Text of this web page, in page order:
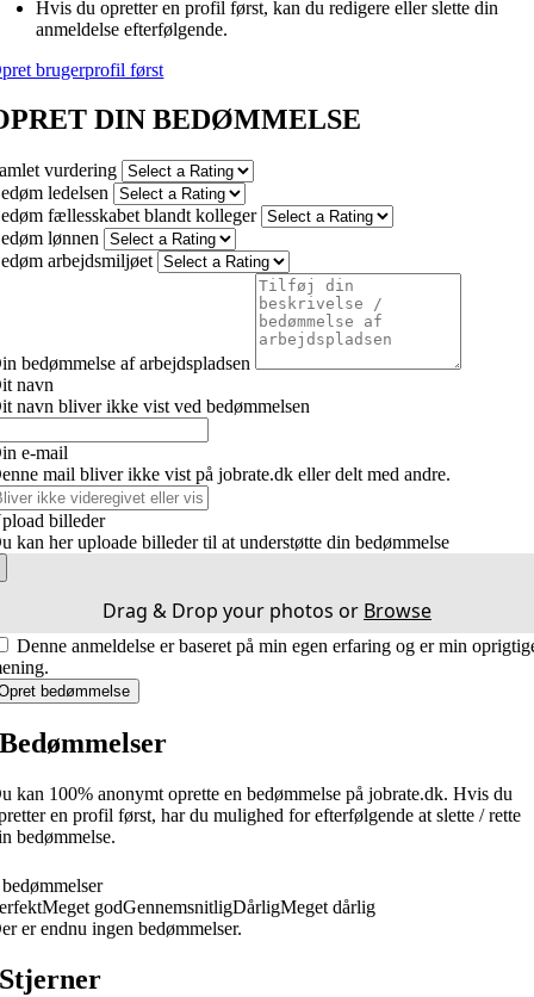
Hvis du opretter en profil først, kan du redigere eller slette din
anmeldelse efterfølgende.
brugerprofil først
DIN BEDØMMELSE
vurdering
ledelsen
fællesskabet blandt kolleger
lønnen
arbejdsmiljøet
bedømmelse af arbejdspladsen
navn
navn bliver ikke vist ved bedømmelsen
e-mail
mail bliver ikke vist på jobrate.dk eller delt med andre.
billeder
kan her uploade billeder til at understøtte din bedømmelse
Drag & Drop your photos or Browse
Denne anmeldelse er baseret på min egen erfaring og er min
bedømmelse
Bedømmelser
kan 100% anonymt oprette en bedømmelse på jobrate.dk. Hvis du
en profil først, har du mulighed for efterfølgende at slette / rette
bedømmelse.
Meget godGennemsnitligDårligMeget dårlig
er endnu ingen bedømmelser.
Stjerner